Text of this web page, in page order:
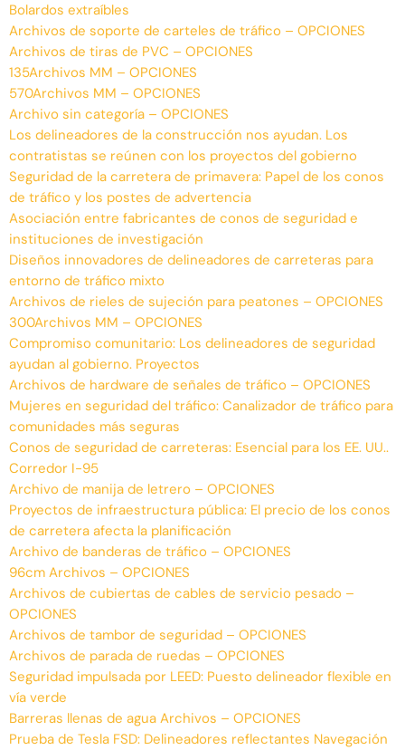
Bolardos extraíbles
Archivos de soporte de carteles de tráfico – OPCIONES
Archivos de tiras de PVC – OPCIONES
135Archivos MM – OPCIONES
570Archivos MM – OPCIONES
Archivo sin categoría – OPCIONES
Los delineadores de la construcción nos ayudan. Los
contratistas se reúnen con los proyectos del gobierno
Seguridad de la carretera de primavera: Papel de los conos
de tráfico y los postes de advertencia
Asociación entre fabricantes de conos de seguridad e
instituciones de investigación
Diseños innovadores de delineadores de carreteras para
entorno de tráfico mixto
Archivos de rieles de sujeción para peatones – OPCIONES
300Archivos MM – OPCIONES
Compromiso comunitario: Los delineadores de seguridad
ayudan al gobierno. Proyectos
Archivos de hardware de señales de tráfico – OPCIONES
Mujeres en seguridad del tráfico: Canalizador de tráfico para
comunidades más seguras
Conos de seguridad de carreteras: Esencial para los EE. UU..
Corredor I-95
Archivo de manija de letrero – OPCIONES
Proyectos de infraestructura pública: El precio de los conos
de carretera afecta la planificación
Archivo de banderas de tráfico – OPCIONES
96cm Archivos – OPCIONES
Archivos de cubiertas de cables de servicio pesado –
OPCIONES
Archivos de tambor de seguridad – OPCIONES
Archivos de parada de ruedas – OPCIONES
Seguridad impulsada por LEED: Puesto delineador flexible en
vía verde
Barreras llenas de agua Archivos – OPCIONES
Prueba de Tesla FSD: Delineadores reflectantes Navegación